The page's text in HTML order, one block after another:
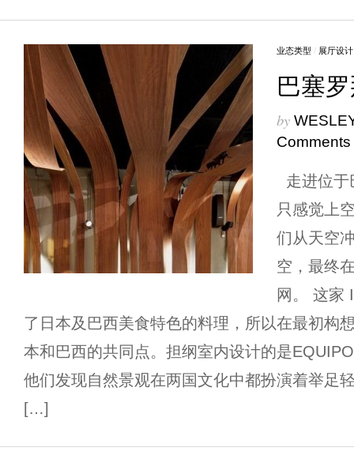
业态类型 / 展厅设计
巴塞罗
by
Comments
走进位于
只感觉上
们从天空
空，最终
网。 这家
了日本及巴西美食特色的料理，所以在最初构
本和巴西的共同点。担纲室内设计的是
他们发现自然景观在两国文化中都扮演着举足
[…]